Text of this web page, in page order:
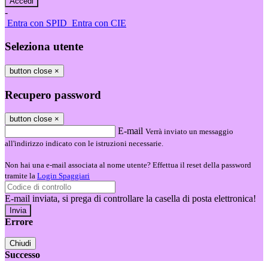
-
Entra con SPID Entra con CIE
Seleziona utente
button close ×
Recupero password
button close ×
E-mail Verrà inviato un messaggio
all'indirizzo indicato con le istruzioni necessarie.
Non hai una e-mail associata al nome utente? Effettua il reset della password
tramite la Login Spaggiari
E-mail inviata, si prega di controllare la casella di posta elettronica!
Errore
Chiudi
Successo